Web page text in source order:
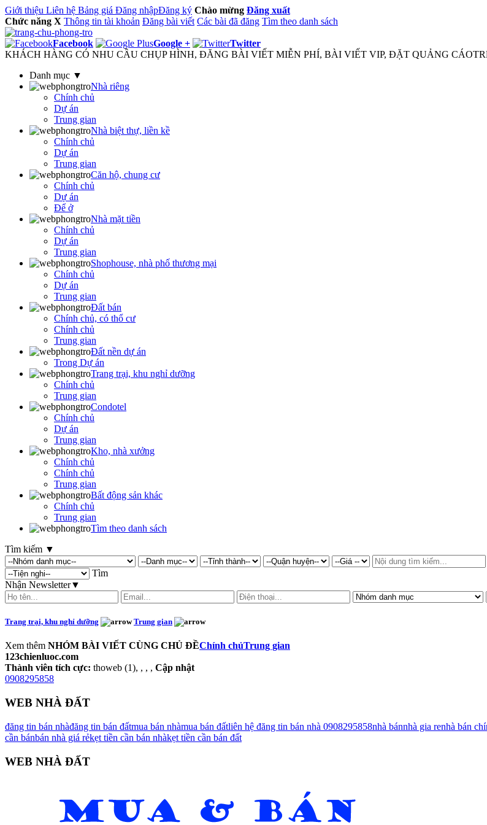
Giới thiệu Liên hệ Bảng giá Đăng nhậpĐăng ký Chào mừng Đăng xuất
Chức năng X Thông tin tài khoản Đăng bài viết Các bài đã đăng Tìm theo danh sách
Facebook Google +
Twitter
KHÁCH HÀNG CÓ NHU CẦU CHỤP HÌNH, ĐĂNG BÀI VIẾT MIỄN PHÍ, BÀI VIẾT VIP, ĐẶT QUẢNG
Danh mục ▼
Nhà riêng
Chính chủ
Dự án
Trung gian
Nhà biệt thự, liền kề
Chính chủ
Dự án
Trung gian
Căn hộ, chung cư
Chính chủ
Dự án
Để ở
Nhà mặt tiền
Chính chủ
Dự án
Trung gian
Shophouse, nhà phố thương mại
Chính chủ
Dự án
Trung gian
Đất bán
Chính chủ, có thổ cư
Chính chủ
Trung gian
Đất nền dự án
Trong Dự án
Trang trại, khu nghỉ dưỡng
Chính chủ
Trung gian
Condotel
Chính chủ
Dự án
Trung gian
Kho, nhà xưởng
Chính chủ
Chính chủ
Trung gian
Bất động sản khác
Chính chủ
Trung gian
Tìm theo danh sách
Tìm kiếm ▼
Tìm
Nhận Newsletter▼
Trang trại, khu nghỉ dưỡng Trung gian
Xem thêm NHÓM BÀI VIẾT CÙNG CHỦ ĐỀChính chủTrung gian
123chienluoc.com
Thành viên tích cực: thoweb (1), , , , Cập nhật
0908295858
WEB NHÀ ĐẤT
đăng tin bán nhàđăng tin bán đấtmua bán nhàmua bán đấtliên hệ đăng tin bán nhà 0908295858nhà bánnhà gia renhà bán
cần bánbán nhà giá rẻkẹt tiền cần bán nhàkẹt tiền cần bán đất
WEB NHÀ ĐẤT